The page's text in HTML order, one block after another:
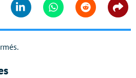
Linkedin WhatsappReddit